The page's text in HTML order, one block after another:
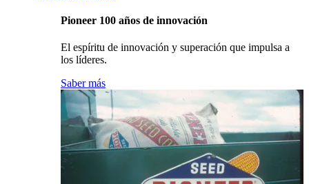
Pioneer 100 años de innovación
El espíritu de innovación y superación que impulsa a
los líderes.
Saber más